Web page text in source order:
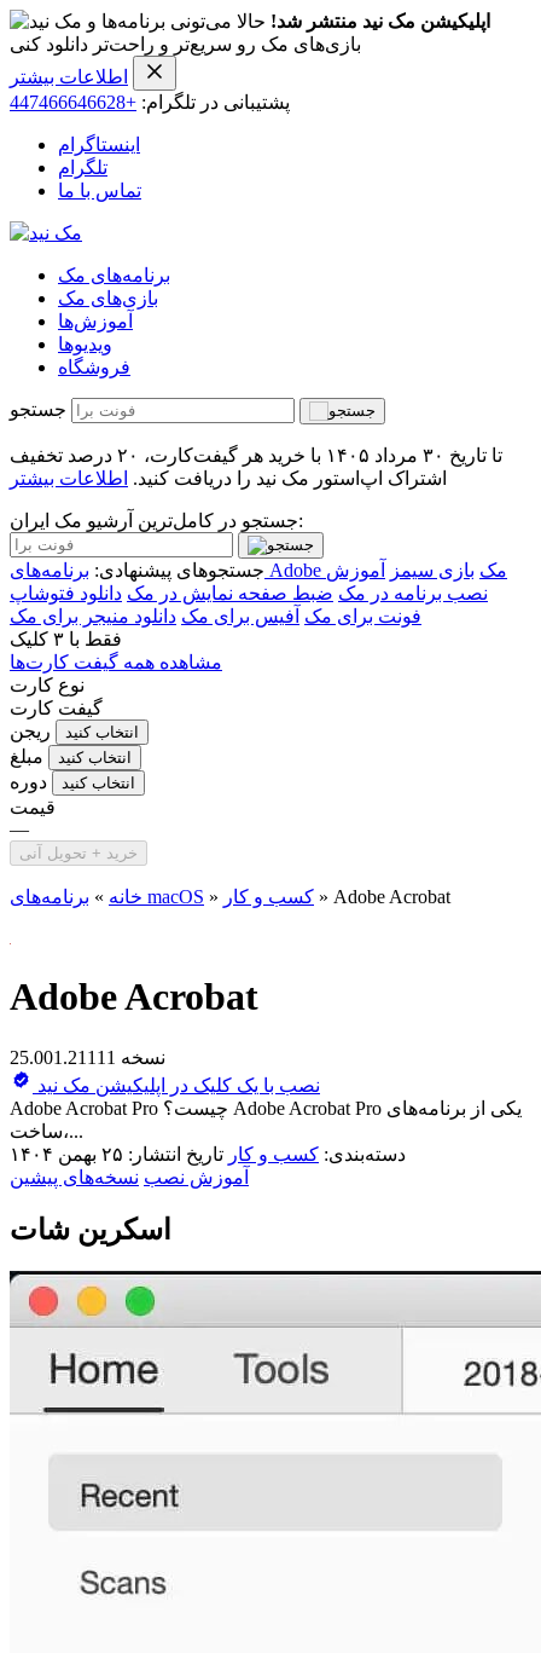
اپلیکیشن مک نید منتشر شد! حالا می‌تونی برنامه‌ها و
بازی‌های مک رو سریع‌تر و راحت‌تر دانلود کنی
اطلاعات بیشتر
پشتیبانی در تلگرام: +447466646628
اینستاگرام
تلگرام
تماس با ما
برنامه‌های مک
بازی‌های مک
آموزش‌ها
ویدیو‌ها
فروشگاه
جستجو
تا تاریخ ۳۰ مرداد ۱۴۰۵ با خرید هر گیفت‌کارت، ۲۰ درصد تخفیف
اشتراک اپ‌استور مک نید را دریافت کنید. اطلاعات بیشتر
جستجو در کامل‌ترین آرشیو مک ایران:
جستجوهای پیشنهادی: برنامه‌های Adobe مک بازی سیمز
آموزش
نصب برنامه در مک ضبط صفحه نمایش در مک دانلود فتوشاپ
فونت برای مک آفیس برای مک دانلود منیجر برای مک
فقط با ۳ کلیک
مشاهده همه گیفت کارت‌ها
نوع کارت
گیفت کارت
ریجن
انتخاب کنید
مبلغ انتخاب کنید
دوره انتخاب کنید
قیمت
—
خرید + تحویل آنی
خانه » برنامه‌های macOS » کسب و کار » Adobe Acrobat
Adobe Acrobat
نسخه 25.001.21111
نصب با یک کلیک در اپلیکیشن مک نید
Adobe Acrobat Pro چیست؟ Adobe Acrobat Pro یکی از برنامه‌های
ساخت،...
دسته‌بندی: کسب و کار تاریخ انتشار: ۲۵ بهمن ۱۴۰۴
آموزش نصب نسخه‌های پیشین
اسکرین شات